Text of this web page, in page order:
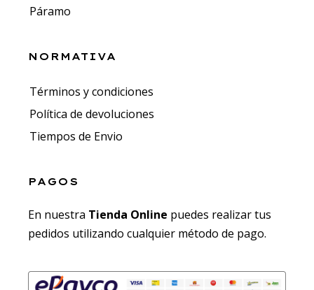
Páramo
NORMATIVA
Términos y condiciones
Política de devoluciones
Tiempos de Envio
PAGOS
En nuestra Tienda Online puedes realizar tus
pedidos utilizando cualquier método de pago.